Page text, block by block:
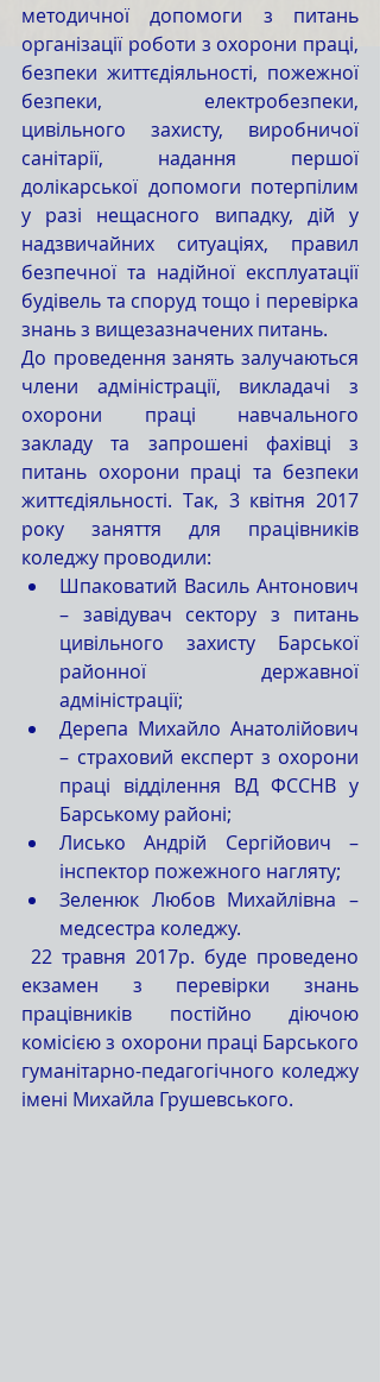
методичної допомоги з питань
організації роботи з охорони праці,
безпеки життєдіяльності, пожежної
безпеки, електробезпеки,
цивільного захисту, виробничої
санітарії, надання першої
долікарської допомоги потерпілим
у разі нещасного випадку, дій у
надзвичайних ситуаціях, правил
безпечної та надійної експлуатації
будівель та споруд тощо і перевірка
знань з вищезазначених питань.
До проведення занять залучаються
члени адміністрації, викладачі з
охорони праці навчального
закладу та запрошені фахівці з
питань охорони праці та безпеки
життєдіяльності. Так, 3 квітня 2017
року заняття для працівників
коледжу проводили:
Шпаковатий Василь Антонович
– завідувач сектору з питань
цивільного захисту Барської
районної державної
адміністрації;
Дерепа Михайло Анатолійович
– страховий експерт з охорони
праці відділення ВД ФССНВ у
Барському районі;
Лисько Андрій Сергійович –
інспектор пожежного нагляту;
Зеленюк Любов Михайлівна –
медсестра коледжу.
екзамен з перевірки знань
працівників постійно діючою
комісією з охорони праці Барського
гуманітарно-педагогічного коледжу
імені Михайла Грушевського.